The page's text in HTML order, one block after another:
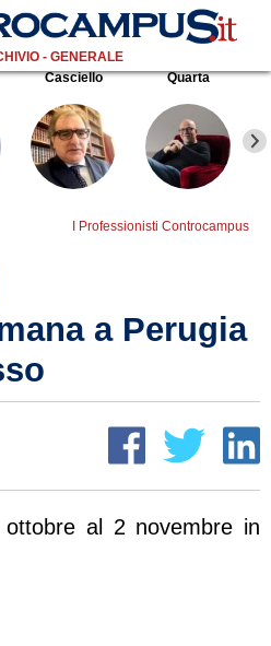
- GENERALE
Casciello Quarta
I Professionisti Controcampus
a Perugia
al 2 novembre in